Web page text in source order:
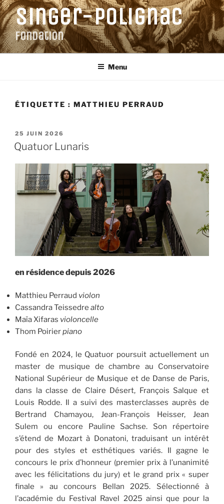
Aller
au
contenu
principal
Singer-Polignac
Fondation
Menu
ÉTIQUETTE : MATTHIEU PERRAUD
PUBLIÉ
LE
25 JUIN 2026
Quatuor Lunaris
en résidence depuis 2026
Matthieu Perraud violon
Cassandra Teissedre alto
Maïa Xifaras violoncelle
Thom Poirierpiano
Fondé en 2024, le Quatuor poursuit actuellement un
master de musique de chambre au Conservatoire
National Supérieur de Musique et de Danse de Paris,
dans la classe de Claire Désert, François Salque et
Louis Rodde. Il a suivi des masterclasses auprès de
Bertrand Chamayou, Jean-François Heisser, Jean
Sulem ou encore Pauline Sachse. Son répertoire
s’étend de Mozart à Donatoni, traduisant un intérêt
pour des styles et esthétiques variés. Il gagne le
concours le prix d’honneur (premier prix à l’unanimité
avec les félicitations du jury) et le grand prix « super
finale » au concours Bellan 2025. Sélectionné à
l’académie du Festival Ravel 2025 ainsi que pour la